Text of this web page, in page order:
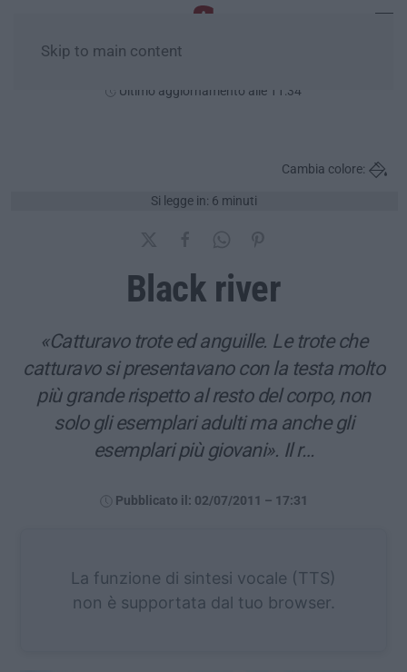
Skip to main content
Ultimo aggiornamento alle 11:34
Si legge in: 6 minuti
Cambia colore:
Black river
«Catturavo trote ed anguille. Le trote che
catturavo si presentavano con la testa molto
più grande rispetto al resto del corpo, non
solo gli esemplari adulti ma anche gli
esemplari più giovani». Il r…
Pubblicato il: 02/07/2011 – 17:31
La funzione di sintesi vocale (TTS)
non è supportata dal tuo browser.